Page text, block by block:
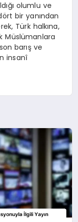
olumlu ve
bir yanından
Türk halkına,
Müslümanlara
barış ve
insanî